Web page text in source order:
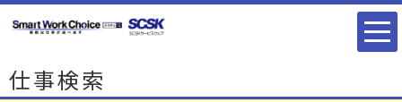
仕事検索